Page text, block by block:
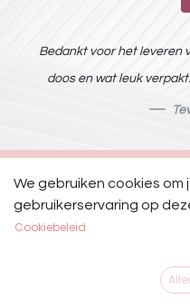
Bedankt voor het leveren
doos en wat leuk
We gebruiken cookies om
gebruikerservaring op
Cookiebeleid